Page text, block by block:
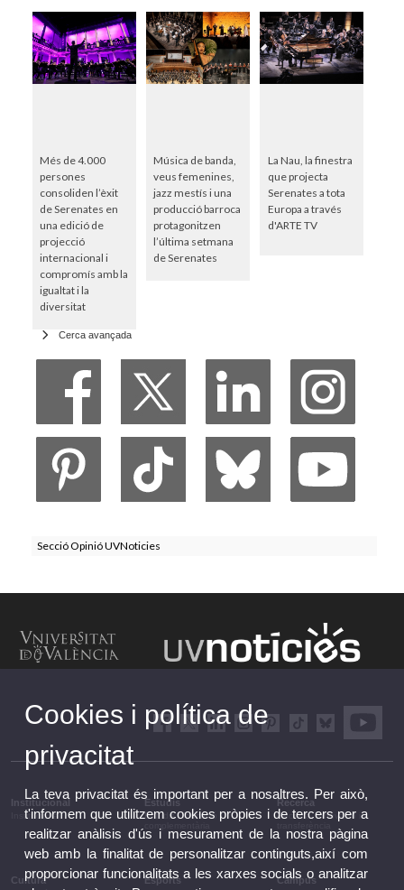
Més de 4.000
persones
consoliden l’èxit
de Serenates en
una edició de
projecció
internacional i
compromís amb la
igualtat i la
diversitat
Música de banda,
veus femenines,
jazz mestís i una
producció barroca
protagonitzen
l’última setmana
de Serenates
La Nau, la finestra
que projecta
Serenates a tota
Europa a través
d'ARTE TV
Cerca avançada
Secció Opinió UVNoticies
Institucional
Institucional
Estudis
Estudis i formació
Recerca
Recerca, innovació i
Cultura Esports Campus
Cookies i política de
privacitat
La teva privacitat és important per a nosaltres. Per això,
t'informem que utilitzem cookies pròpies i de tercers per a
realitzar anàlisis d'ús i mesurament de la nostra pàgina
web amb la finalitat de personalitzar continguts,així com
proporcionar funcionalitats a les xarxes socials o analitzar